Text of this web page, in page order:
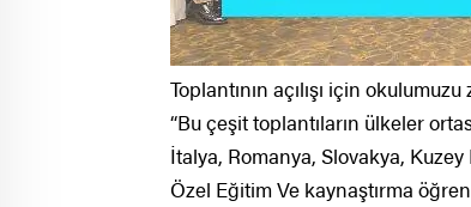
Toplantının açılışı için
“Bu çeşit toplantıların ülkeler
İtalya, Romanya, Slovakya,
Özel Eğitim Ve kaynaştırma